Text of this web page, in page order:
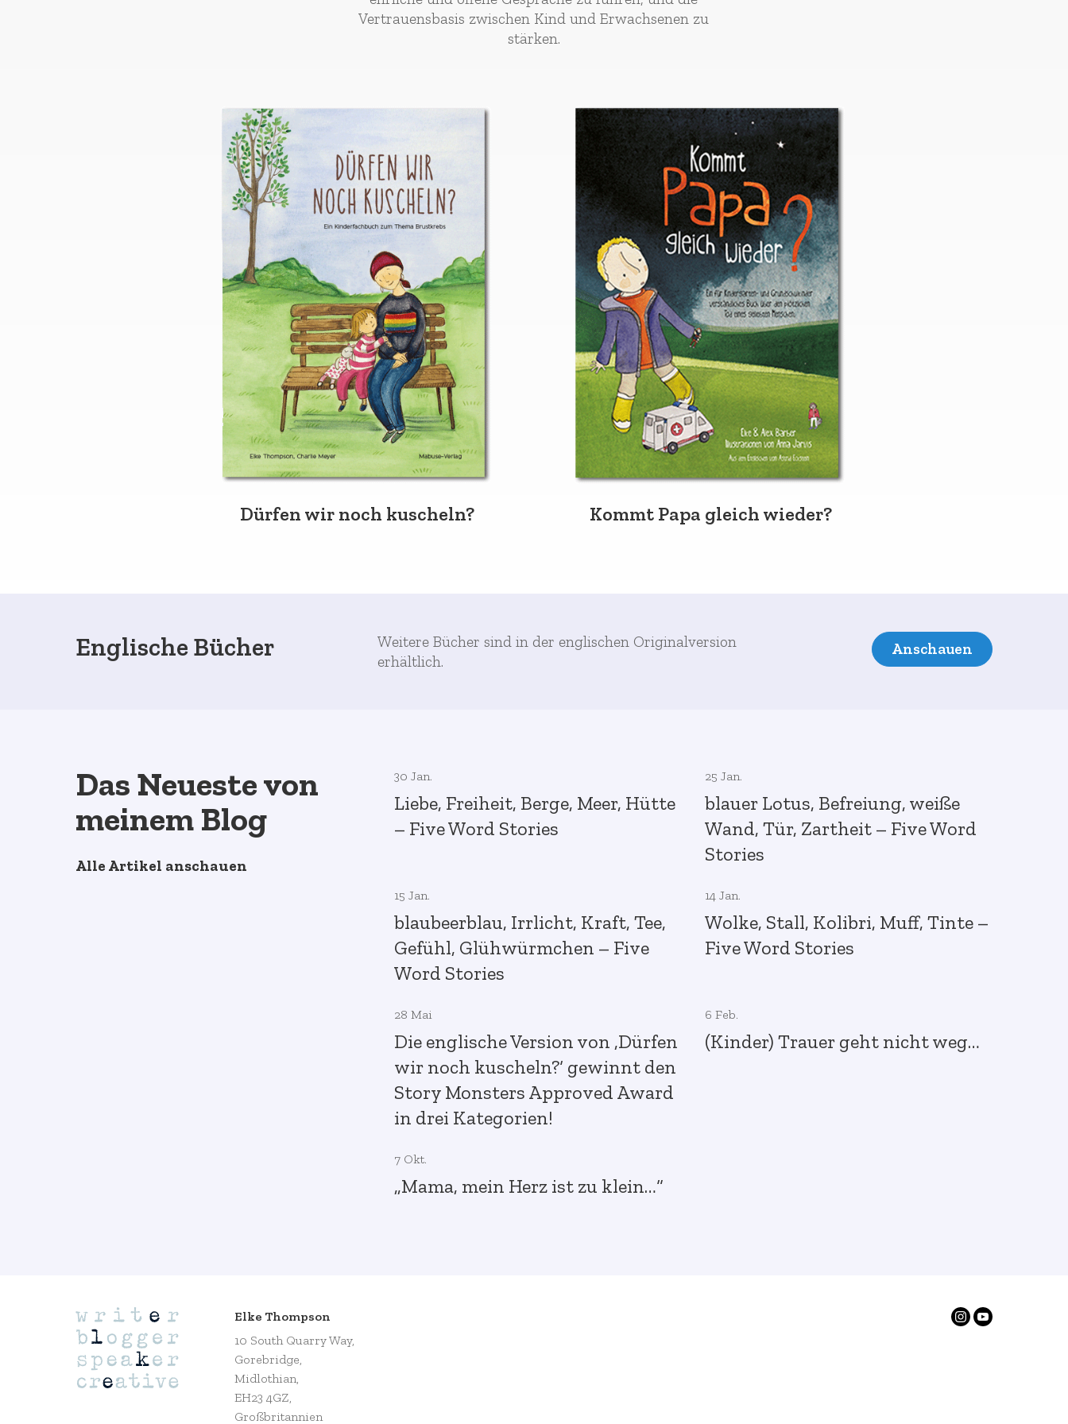
Vertrauensbasis zwischen Kind und Erwachsenen zu
stärken.
Dürfen wir noch kuscheln? Kommt Papa gleich wieder?
Englische Bücher
Weitere Bücher sind in der englischen Originalversion
erhältlich.
Anschauen
Das Neueste von
meinem Blog
Alle Artikel anschauen
30 Jan.
Liebe, Freiheit, Berge, Meer, Hütte
– Five Word Stories
25 Jan.
blauer Lotus, Befreiung, weiße
Wand, Tür, Zartheit – Five Word
Stories
15 Jan.
blaubeerblau, Irrlicht, Kraft, Tee,
Gefühl, Glühwürmchen – Five
Word Stories
14 Jan.
Wolke, Stall, Kolibri, Muff, Tinte –
Five Word Stories
28 Mai
Die englische Version von ‚Dürfen
wir noch kuscheln?‘ gewinnt den
Story Monsters Approved Award
in drei Kategorien!
6 Feb.
(Kinder) Trauer geht nicht weg…
7 Okt.
„Mama, mein Herz ist zu klein…“
Elke Thompson
10 South Quarry Way,
Gorebridge,
Midlothian,
EH23 4GZ,
Großbritannien